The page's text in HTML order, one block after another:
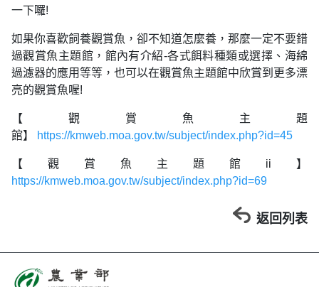
一下囉!
如果你喜歡飼養觀賞魚，卻不知道怎麼養，那麼一定不要錯
過觀賞魚主題館，館內有介紹-各式餌料種類或選擇、海綿
過濾器的應用等等，也可以在觀賞魚主題館中欣賞到更多漂
亮的觀賞魚喔!
【觀賞魚主題
館】
https://kmweb.moa.gov.tw/subject/index.php?id=45
【觀賞魚主題館ii】
https://kmweb.moa.gov.tw/subject/index.php?id=69
返回列表